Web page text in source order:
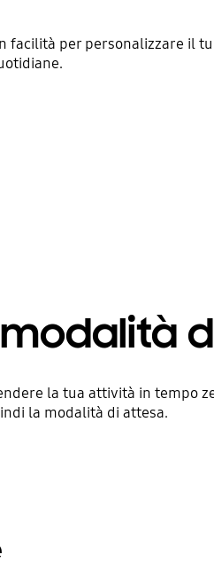
per personalizzare il
la tua attività in tempo
la modalità di attesa.